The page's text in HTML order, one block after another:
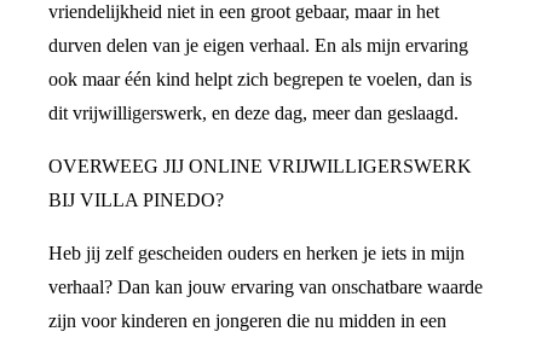
vriendelijkheid niet in een groot gebaar, maar in het
durven delen van je eigen verhaal. En als mijn ervaring
ook maar één kind helpt zich begrepen te voelen, dan is
dit vrijwilligerswerk, en deze dag, meer dan geslaagd.
OVERWEEG JIJ ONLINE VRIJWILLIGERSWERK
BIJ VILLA PINEDO?
Heb jij zelf gescheiden ouders en herken je iets in mijn
verhaal? Dan kan jouw ervaring van onschatbare waarde
zijn voor kinderen en jongeren die nu midden in een